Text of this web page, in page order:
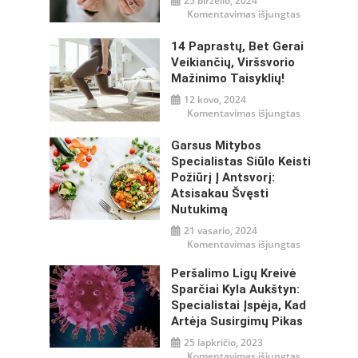
Komentavimas išjungtasįraše
gliukozės
reguliavimas
14 Paprastų, Bet Gerai
Veikiančių, Viršsvorio
Mažinimo Taisyklių!
12 kovo, 2024
Komentavimas išjungtasįraše
veikiančių,
viršsvorio
Garsus Mitybos
Specialistas Siūlo Keisti
Požiūrį Į Antsvorį:
Atsisakau Švęsti
Nutukimą
21 vasario, 2024
Komentavimas išjungtasįraše
požiūrį
į
antsvorį:
atsisakau
Peršalimo Ligų Kreivė
Sparčiai Kyla Aukštyn:
Specialistai Įspėja, Kad
Artėja Susirgimų Pikas
25 lapkričio, 2023